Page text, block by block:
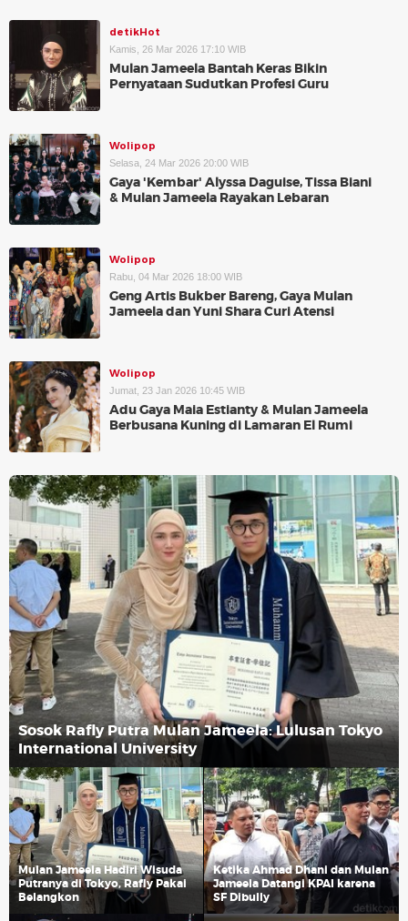
detikHot
Kamis, 26 Mar 2026 17:10 WIB
Mulan Jameela Bantah Keras Bikin
Pernyataan Sudutkan Profesi Guru
Wolipop
Selasa, 24 Mar 2026 20:00 WIB
Gaya 'Kembar' Alyssa Daguise, Tissa Biani
& Mulan Jameela Rayakan Lebaran
Wolipop
Rabu, 04 Mar 2026 18:00 WIB
Geng Artis Bukber Bareng, Gaya Mulan
Jameela dan Yuni Shara Curi Atensi
Wolipop
Jumat, 23 Jan 2026 10:45 WIB
Adu Gaya Maia Estianty & Mulan Jameela
Berbusana Kuning di Lamaran El Rumi
Sosok Rafly Putra Mulan Jameela: Lulusan Tokyo
International University
Mulan Jameela Hadiri Wisuda
Putranya di Tokyo, Rafly Pakai
Belangkon
Ketika Ahmad Dhani dan Mulan
Jameela Datangi KPAI karena
SF Dibully